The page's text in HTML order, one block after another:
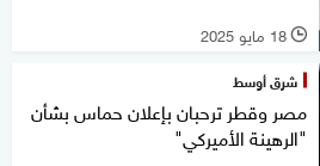
l 18 مايو 2025
شرق أوسط
مصر وقطر ترحبان بإعلان حماس بشأن
"الرهينة الأميركي"